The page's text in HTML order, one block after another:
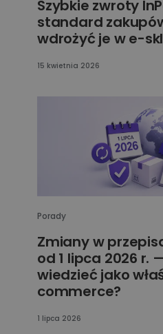
Szybkie zwroty
standard
wdrożyć je w e-
15 kwietnia 2026
Porady
Zmiany w
od 1 lipca 2026 r.
wiedzieć jako
commerce?
1 lipca 2026